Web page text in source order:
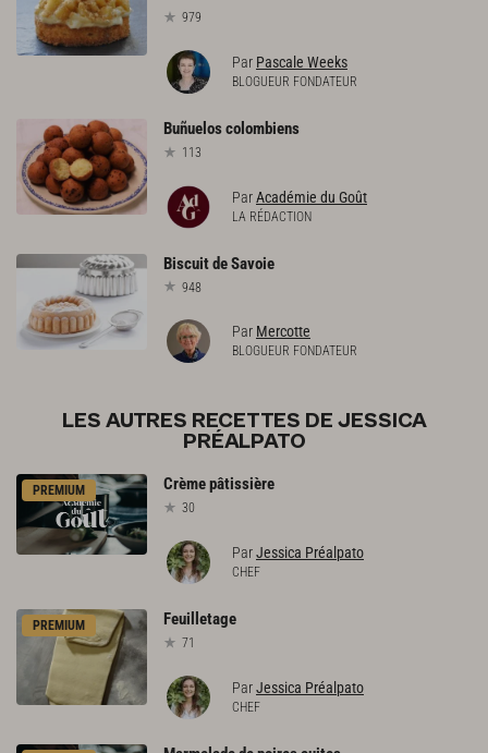
979
Par Pascale Weeks
BLOGUEUR FONDATEUR
Buñueloscolombiens
113
ParAcadémie du Goût
LA RÉDACTION
BiscuitdeSavoie
948
Par Mercotte
BLOGUEUR FONDATEUR
LES AUTRES RECETTES DE JESSICA
PRÉALPATO
PREMIUM Crèmepâtissière
30
ParJessica Préalpato
CHEF
PREMIUM Feuilletage
71
ParJessica Préalpato
CHEF